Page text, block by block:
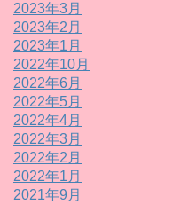
2023年3月
2023年2月
2023年1月
2022年10月
2022年6月
2022年5月
2022年4月
2022年3月
2022年2月
2022年1月
2021年9月